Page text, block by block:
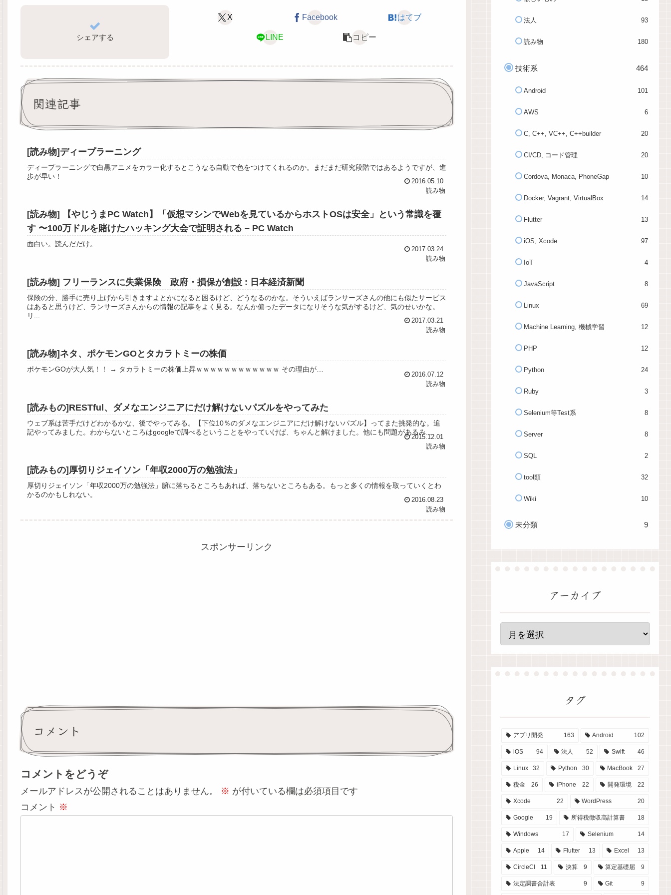
シェアする
X Facebook はてブ
LINE コピー
関連記事
[読み物]ディープラーニング
ディープラーニングで白黒アニメをカラー化するとこうなる自動で色をつけてくれるのか。まだまだ研究段階ではあるようですが、進
歩が早い！
2016.05.10
読み物
[読み物] 【やじうまPC Watch】「仮想マシンでWebを見ているからホストOSは安全」という常識を覆
す 〜100万ドルを賭けたハッキング大会で証明される – PC Watch
面白い。読んだだけ。
2017.03.24
読み物
[読み物] フリーランスに失業保険 政府・損保が創設 : 日本経済新聞
保険の分、勝手に売り上げから引きますよとかになると困るけど、どうなるのかな。そういえばランサーズさんの他にも似たサービス
はあると思うけど、ランサーズさんからの情報の記事をよく見る。なんか偏ったデータになりそうな気がするけど、気のせいかな。
リ...
2017.03.21
読み物
[読み物]ネタ、ポケモンGOとタカラトミーの株価
ポケモンGOが大人気！！ → タカラトミーの株価上昇ｗｗｗｗｗｗｗｗｗｗｗｗ その理由が…
2016.07.12
読み物
[読みもの]RESTful、ダメなエンジニアにだけ解けないパズルをやってみた
ウェブ系は苦手だけどわかるかな、後でやってみる。【下位10％のダメなエンジニアにだけ解けないパズル】ってまた挑発的な。追
記やってみました。わからないところはgoogleで調べるということをやっていけば、ちゃんと解けました。他にも問題があるみ...
2015.12.01
読み物
[読みもの]厚切りジェイソン「年収2000万の勉強法」
厚切りジェイソン「年収2000万の勉強法」腑に落ちるところもあれば、落ちないところもある。もっと多くの情報を取っていくとわ
かるのかもしれない。
2016.08.23
読み物
スポンサーリンク
コメント
コメントをどうぞ
メールアドレスが公開されることはありません。 ※ が付いている欄は必須項目です
コメント ※
法人 93
読み物 180
技術系 464
Android 101
AWS 6
C, C++, VC++, C++builder 20
CI/CD, コード管理 20
Cordova, Monaca, PhoneGap 10
Docker, Vagrant, VirtualBox 14
Flutter 13
iOS, Xcode 97
IoT 4
JavaScript 8
Linux 69
Machine Learning, 機械学習 12
PHP 12
Python 24
Ruby 3
Selenium等Test系 8
Server 8
SQL 2
tool類 32
Wiki 10
未分類 9
アーカイブ
タグ
アプリ開発 163 Android 102
iOS 94 法人 52 Swift 46
Linux 32 Python 30 MacBook 27
税金 26 iPhone 22 開発環境 22
Xcode 22 WordPress 20
Google 19 所得税徴収高計算書 18
Windows 17 Selenium 14
Apple 14 Flutter 13 Excel 13
CircleCI 11 決算 9 算定基礎届 9
法定調書合計表 9 Git 9